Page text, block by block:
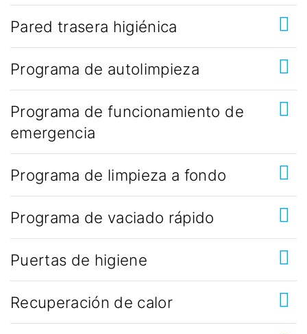
Pared trasera higiénica
Programa de autolimpieza
Programa de funcionamiento de
emergencia
Programa de limpieza a fondo
Programa de vaciado rápido
Puertas de higiene
Recuperación de calor